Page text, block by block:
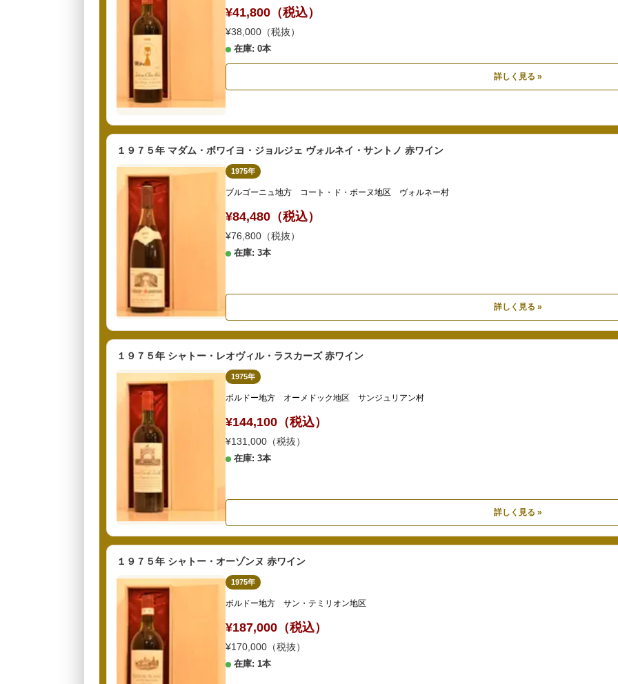
¥41,800（税込）
¥38,000（税抜）
在庫: 0本
詳しく見る »
１９７５年 マダム・ボワイヨ・ジョルジェ ヴォルネイ・サントノ 赤ワイン
1975年
ブルゴーニュ地方 コート・ド・ボーヌ地区 ヴォルネー村
¥84,480（税込）
¥76,800（税抜）
在庫: 3本
詳しく見る »
１９７５年 シャトー・レオヴィル・ラスカーズ 赤ワイン
1975年
ボルドー地方 オーメドック地区 サンジュリアン村
¥144,100（税込）
¥131,000（税抜）
在庫: 3本
詳しく見る »
１９７５年 シャトー・オーゾンヌ 赤ワイン
1975年
ボルドー地方 サン・テミリオン地区
¥187,000（税込）
¥170,000（税抜）
在庫: 1本